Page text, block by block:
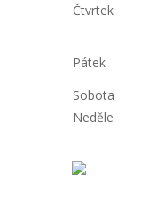
Čtvrtek
Pátek
Sobota
Neděle